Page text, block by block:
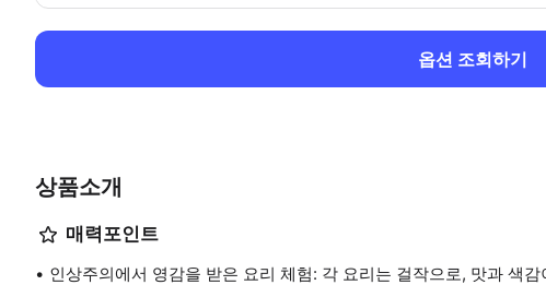
옵션 조회하기
상품소개
매력포인트
인상주의에서 영감을 받은 요리 체험: 각 요리는 걸작으로, 맛과 색